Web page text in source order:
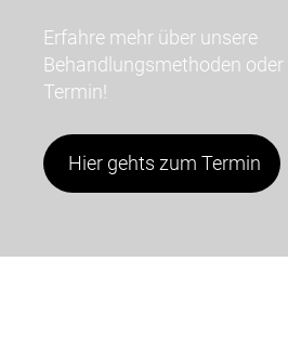
Erfahre mehr über unsere
Behandlungsmethoden oder
Termin!
Hier gehts zum Termin